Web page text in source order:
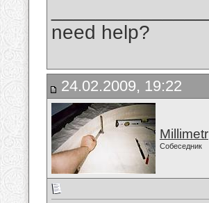
need help?
24.02.2009, 19:22
Millimetr
Собеседник